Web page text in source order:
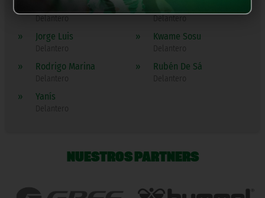
J. Morante
» Jorge Luis
Delantero
» Kwame Sosu
Delantero
» Rodrigo Marina
Delantero
» Rubén De Sá
Delantero
» Yanís
Delantero
NUESTROS PARTNERS